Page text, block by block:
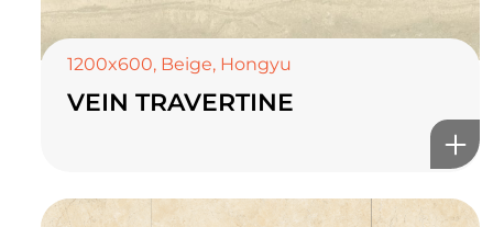
1200x600, Beige, Hongyu
VEIN TRAVERTINE
онлайн туслах
Themeforest Premium WordPress Theme.